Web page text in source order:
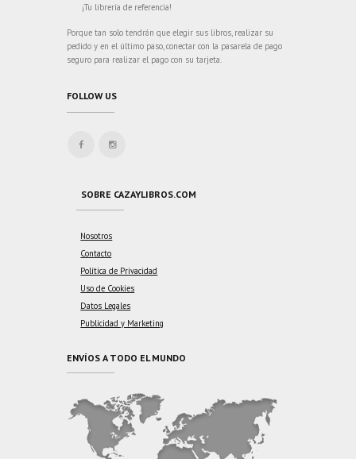
¡Tu librería de referencia!
Porque tan solo tendrán que elegir sus libros, realizar su
pedido y en el último paso, conectar con la pasarela de pago
seguro para realizar el pago con su tarjeta.
FOLLOW US
SOBRE CAZAYLIBROS.COM
Nosotros
Contacto
Política de Privacidad
Uso de Cookies
Datos Legales
Publicidad y Marketing
ENVÍOS A TODO EL MUNDO